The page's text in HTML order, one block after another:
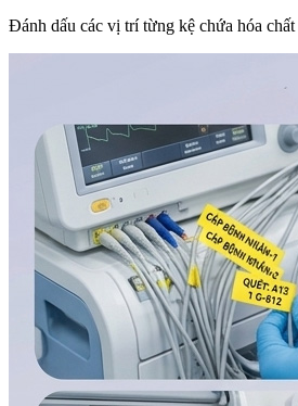
Đánh dấu các vị trí từng kệ chứa hóa chất